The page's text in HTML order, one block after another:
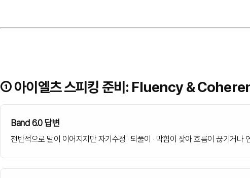
① 아이엘츠 스피킹 준비: Fluency &
Band 6.0 답변
전반적으로 말이 이어지지만 자기수정 · 되풀이 · 막힘이 잦아 흐름이 끊기거나